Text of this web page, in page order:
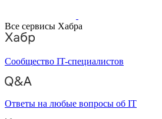
Все сервисы Хабра
Сообщество IT-специалистов
Ответы на любые вопросы об IT